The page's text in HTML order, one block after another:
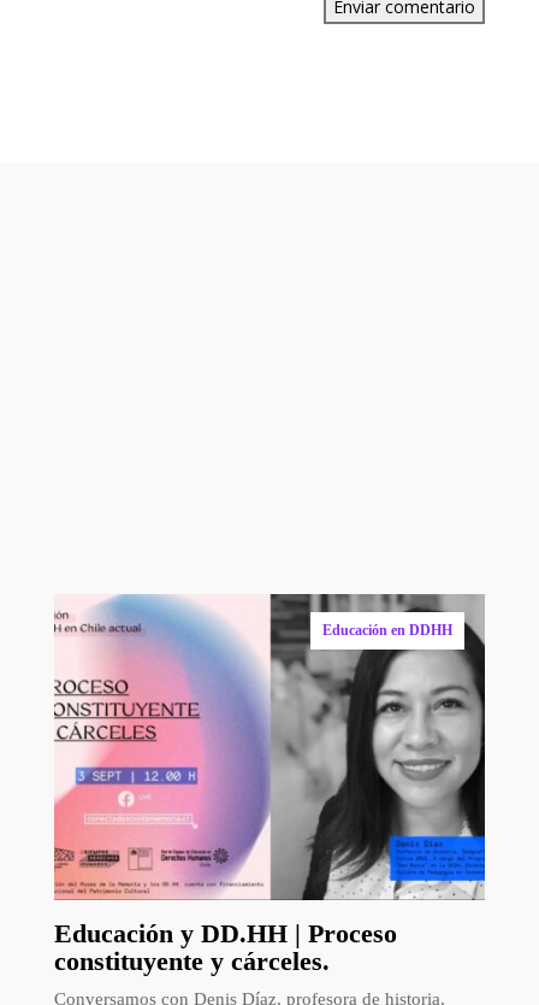
Enviar comentario
Educación en DDHH
Educación y DD.HH | Proceso
constituyente y cárceles.